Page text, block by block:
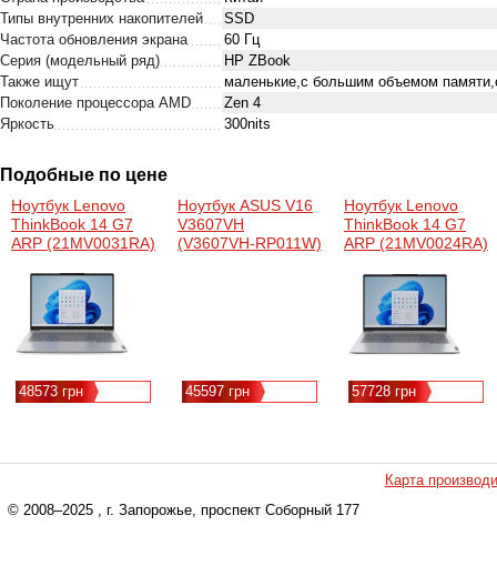
Типы внутренних накопителей
SSD
Частота обновления экрана
60 Гц
Серия (модельный ряд)
HP ZBook
Также ищут
маленькие,с большим объемом
Поколение процессора AMD
Zen 4
Яркость
300nits
Подобные по цене
Ноутбук Lenovo
ThinkBook 14 G7
ARP (21MV0031RA)
48573 грн
Ноутбук ASUS V16
V3607VH
(V3607VH-RP011W)
210H/16/RTX5050/SSD512/W11)
45597 грн
Ноутбук Lenovo
ThinkBook 14 G7
ARP (21MV0024RA)
57728 грн
Карта
© 2008–2025 , г. Запорожье, проспект Соборный 177